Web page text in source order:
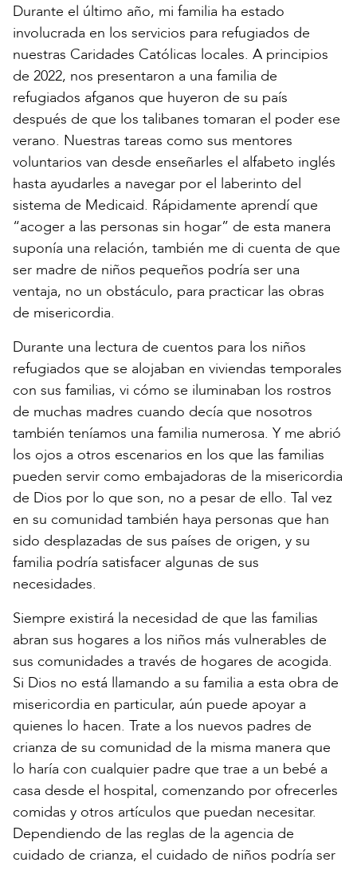
Durante el último año, mi familia ha estado
involucrada en los servicios para refugiados de
nuestras Caridades Católicas locales. A principios
de 2022, nos presentaron a una familia de
refugiados afganos que huyeron de su país
después de que los talibanes tomaran el poder ese
verano. Nuestras tareas como sus mentores
voluntarios van desde enseñarles el alfabeto inglés
hasta ayudarles a navegar por el laberinto del
sistema de Medicaid. Rápidamente aprendí que
“acoger a las personas sin hogar” de esta manera
suponía una relación, también me di cuenta de que
ser madre de niños pequeños podría ser una
ventaja, no un obstáculo, para practicar las obras
de misericordia.
Durante una lectura de cuentos para los niños
refugiados que se alojaban en viviendas temporales
con sus familias, vi cómo se iluminaban los rostros
de muchas madres cuando decía que nosotros
también teníamos una familia numerosa. Y me abrió
los ojos a otros escenarios en los que las familias
pueden servir como embajadoras de la misericordia
de Dios por lo que son, no a pesar de ello. Tal vez
en su comunidad también haya personas que han
sido desplazadas de sus países de origen, y su
familia podría satisfacer algunas de sus
necesidades.
Siempre existirá la necesidad de que las familias
abran sus hogares a los niños más vulnerables de
sus comunidades a través de hogares de acogida.
Si Dios no está llamando a su familia a esta obra de
misericordia en particular, aún puede apoyar a
quienes lo hacen. Trate a los nuevos padres de
crianza de su comunidad de la misma manera que
lo haría con cualquier padre que trae a un bebé a
casa desde el hospital, comenzando por ofrecerles
comidas y otros artículos que puedan necesitar.
Dependiendo de las reglas de la agencia de
cuidado de crianza, el cuidado de niños podría ser